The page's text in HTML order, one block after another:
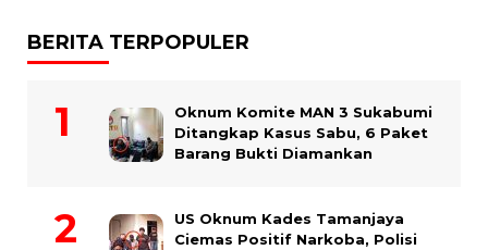
BERITA TERPOPULER
Oknum Komite MAN 3 Sukabumi
Ditangkap Kasus Sabu, 6 Paket
Barang Bukti Diamankan
US Oknum Kades Tamanjaya
Ciemas Positif Narkoba, Polisi